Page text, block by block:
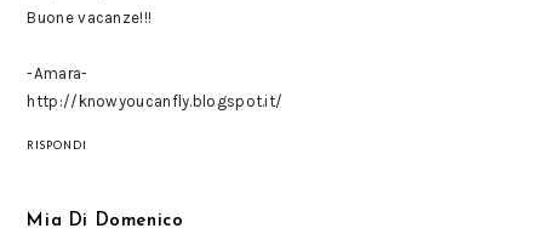
Buone vacanze!!!
-Amara-
http://knowyoucanfly.blogspot.it/
RISPONDI
Mia Di Domenico